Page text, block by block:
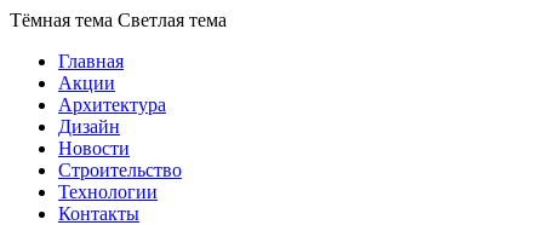
Тёмная тема Светлая тема
Главная
Акции
Архитектура
Дизайн
Новости
Строительство
Технологии
Контакты